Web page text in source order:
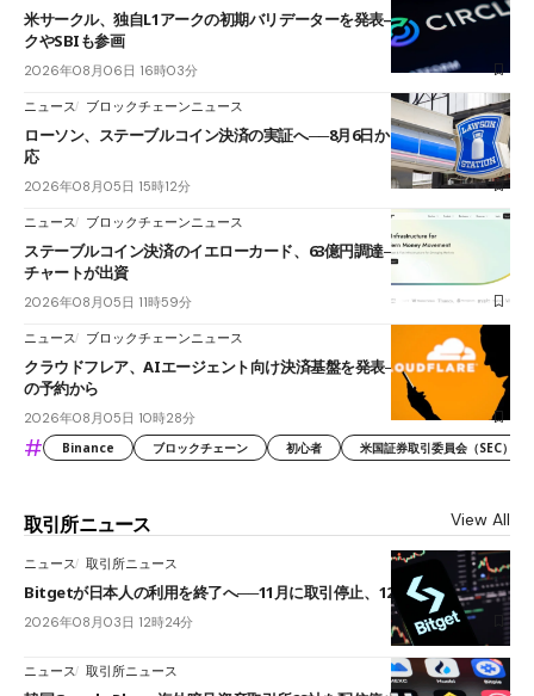
米サークル、独自L1アークの初期バリデーターを発表――ブラックロッ
クやSBIも参画
2026年08月06日 16時03分
ニュース ブロックチェーンニュース
ローソン、ステーブルコイン決済の実証へ──8月6日からJPYCやUSDC対
応
2026年08月05日 15時12分
ニュース ブロックチェーンニュース
ステーブルコイン決済のイエローカード、63億円調達──ソニーやスタン
チャートが出資
2026年08月05日 11時59分
ニュース ブロックチェーンニュース
クラウドフレア、AIエージェント向け決済基盤を発表──まずハンドル名
の予約から
2026年08月05日 10時28分
# Binance ブロックチェーン 初心者 米国証券取引委員会（SEC）
取引所ニュース View All
ニュース 取引所ニュース
Bitgetが日本人の利用を終了へ──11月に取引停止、12月末に強制決済
2026年08月03日 12時24分
ニュース 取引所ニュース